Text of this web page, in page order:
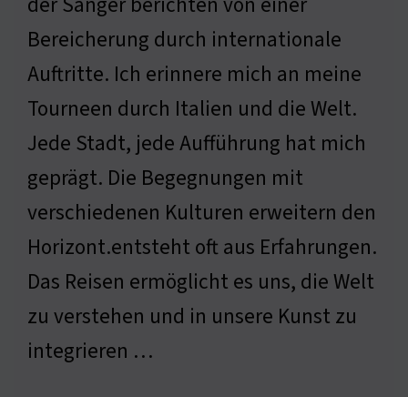
Bereicherung durch internationale
Auftritte. Ich erinnere mich an meine
Tourneen durch Italien und die Welt.
Jede Stadt, jede Aufführung hat mich
geprägt. Die Begegnungen mit
verschiedenen Kulturen erweitern den
Horizont.entsteht oft aus Erfahrungen.
Das Reisen ermöglicht es uns, die Welt
zu verstehen und in unsere Kunst zu
integrieren …